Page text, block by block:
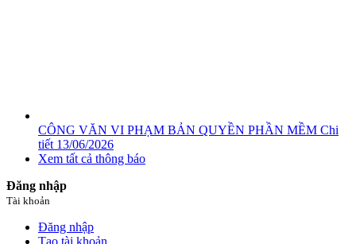
CÔNG VĂN VI PHẠM BẢN QUYỀN PHẦN MỀM Chi
tiết 13/06/2026
Xem tất cả thông báo
Đăng nhập
Tài khoản
Đăng nhập
Tạo tài khoản